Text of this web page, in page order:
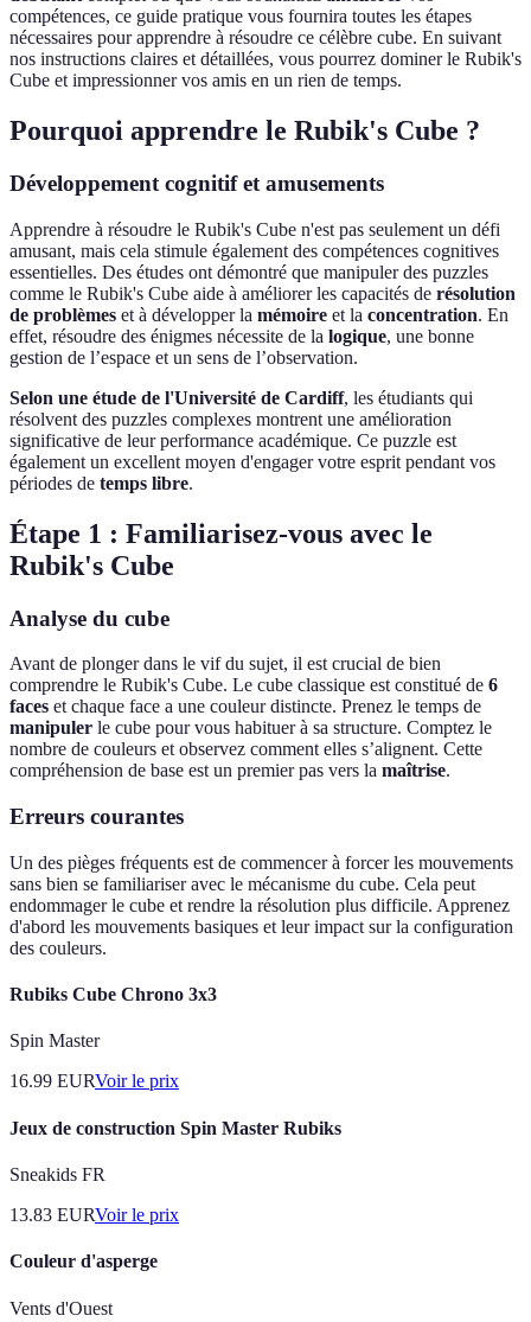
compétences, ce guide pratique vous fournira toutes les étapes
nécessaires pour apprendre à résoudre ce célèbre cube. En suivant
nos instructions claires et détaillées, vous pourrez dominer le Rubik's
Cube et impressionner vos amis en un rien de temps.
Pourquoi apprendre le Rubik's Cube ?
Développement cognitif et amusements
Apprendre à résoudre le Rubik's Cube n'est pas seulement un défi
amusant, mais cela stimule également des compétences cognitives
essentielles. Des études ont démontré que manipuler des puzzles
comme le Rubik's Cube aide à améliorer les capacités de résolution
de problèmes et à développer la mémoire et la concentration. En
effet, résoudre des énigmes nécessite de la logique, une bonne
gestion de l’espace et un sens de l’observation.
Selon une étude de l'Université de Cardiff, les étudiants qui
résolvent des puzzles complexes montrent une amélioration
significative de leur performance académique. Ce puzzle est
également un excellent moyen d'engager votre esprit pendant vos
périodes de temps libre.
Étape 1 : Familiarisez-vous avec le
Rubik's Cube
Analyse du cube
Avant de plonger dans le vif du sujet, il est crucial de bien
comprendre le Rubik's Cube. Le cube classique est constitué de 6
faces et chaque face a une couleur distincte. Prenez le temps de
manipuler le cube pour vous habituer à sa structure. Comptez le
nombre de couleurs et observez comment elles s’alignent. Cette
compréhension de base est un premier pas vers la maîtrise.
Erreurs courantes
Un des pièges fréquents est de commencer à forcer les mouvements
sans bien se familiariser avec le mécanisme du cube. Cela peut
endommager le cube et rendre la résolution plus difficile. Apprenez
d'abord les mouvements basiques et leur impact sur la configuration
des couleurs.
Rubiks Cube Chrono 3x3
Spin Master
16.99 EURVoir le prix
Jeux de construction Spin Master Rubiks
Sneakids FR
13.83 EURVoir le prix
Couleur d'asperge
Vents d'Ouest